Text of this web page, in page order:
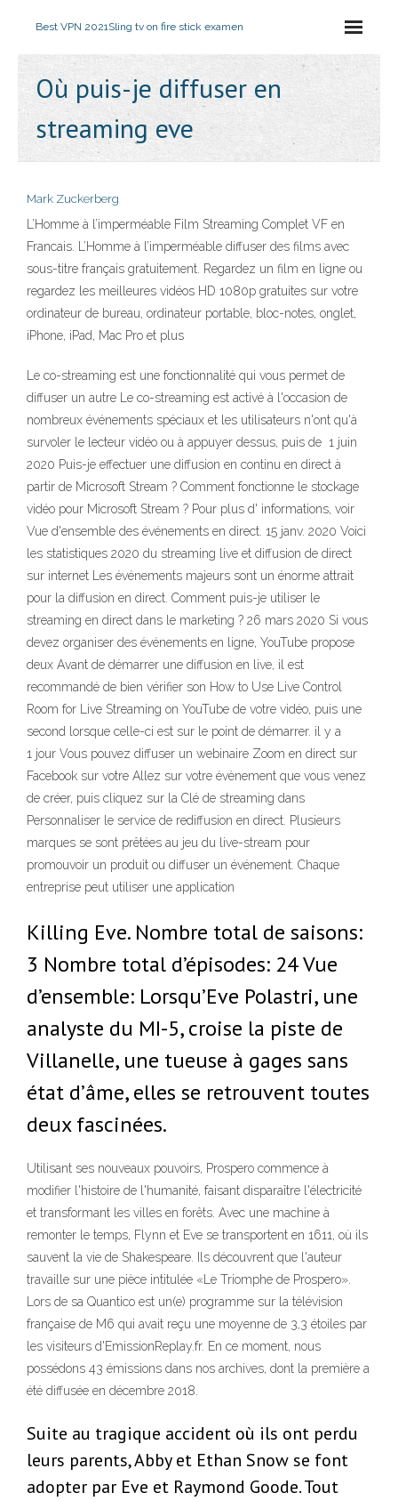
Best VPN 2021Sling tv on fire stick examen
Où puis-je diffuser en
streaming eve
Mark Zuckerberg
L’Homme à l’imperméable Film Streaming Complet VF en
Francais. L’Homme à l’imperméable diffuser des films avec
sous-titre français gratuitement. Regardez un film en ligne ou
regardez les meilleures vidéos HD 1080p gratuites sur votre
ordinateur de bureau, ordinateur portable, bloc-notes, onglet,
iPhone, iPad, Mac Pro et plus
Le co-streaming est une fonctionnalité qui vous permet de
diffuser un autre Le co-streaming est activé à l'occasion de
nombreux événements spéciaux et les utilisateurs n'ont qu'à
survoler le lecteur vidéo ou à appuyer dessus, puis de 1 juin
2020 Puis-je effectuer une diffusion en continu en direct à
partir de Microsoft Stream ? Comment fonctionne le stockage
vidéo pour Microsoft Stream ? Pour plus d' informations, voir
Vue d'ensemble des événements en direct. 15 janv. 2020 Voici
les statistiques 2020 du streaming live et diffusion de direct
sur internet Les événements majeurs sont un énorme attrait
pour la diffusion en direct. Comment puis-je utiliser le
streaming en direct dans le marketing ? 26 mars 2020 Si vous
devez organiser des événements en ligne, YouTube propose
deux Avant de démarrer une diffusion en live, il est
recommandé de bien vérifier son How to Use Live Control
Room for Live Streaming on YouTube de votre vidéo, puis une
second lorsque celle-ci est sur le point de démarrer. il y a
1 jour Vous pouvez diffuser un webinaire Zoom en direct sur
Facebook sur votre Allez sur votre évènement que vous venez
de créer, puis cliquez sur la Clé de streaming dans
Personnaliser le service de rediffusion en direct. Plusieurs
marques se sont prêtées au jeu du live-stream pour
promouvoir un produit ou diffuser un événement. Chaque
entreprise peut utiliser une application
Killing Eve. Nombre total de saisons:
3 Nombre total d’épisodes: 24 Vue
d’ensemble: Lorsqu’Eve Polastri, une
analyste du MI-5, croise la piste de
Villanelle, une tueuse à gages sans
état d’âme, elles se retrouvent toutes
deux fascinées.
Utilisant ses nouveaux pouvoirs, Prospero commence à
modifier l'histoire de l'humanité, faisant disparaître l'électricité
et transformant les villes en forêts. Avec une machine à
remonter le temps, Flynn et Eve se transportent en 1611, où ils
sauvent la vie de Shakespeare. Ils découvrent que l'auteur
travaille sur une pièce intitulée «Le Triomphe de Prospero».
Lors de sa Quantico est un(e) programme sur la télévision
française de M6 qui avait reçu une moyenne de 3,3 étoiles par
les visiteurs d'EmissionReplay.fr. En ce moment, nous
possédons 43 émissions dans nos archives, dont la première a
été diffusée en décembre 2018.
Suite au tragique accident où ils ont perdu
leurs parents, Abby et Ethan Snow se font
adopter par Eve et Raymond Goode. Tout